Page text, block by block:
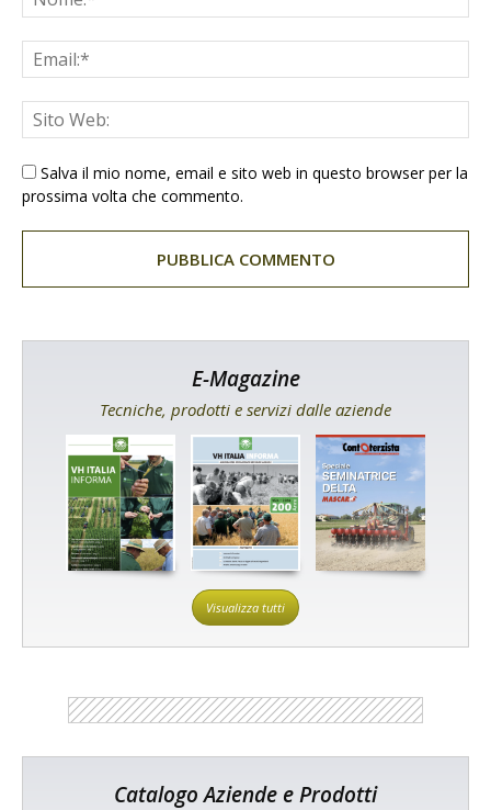
Salva il mio nome, email e sito web in questo browser per la
prossima volta che commento.
E-Magazine
Tecniche, prodotti e servizi dalle aziende
Visualizza tutti
Catalogo Aziende e Prodotti